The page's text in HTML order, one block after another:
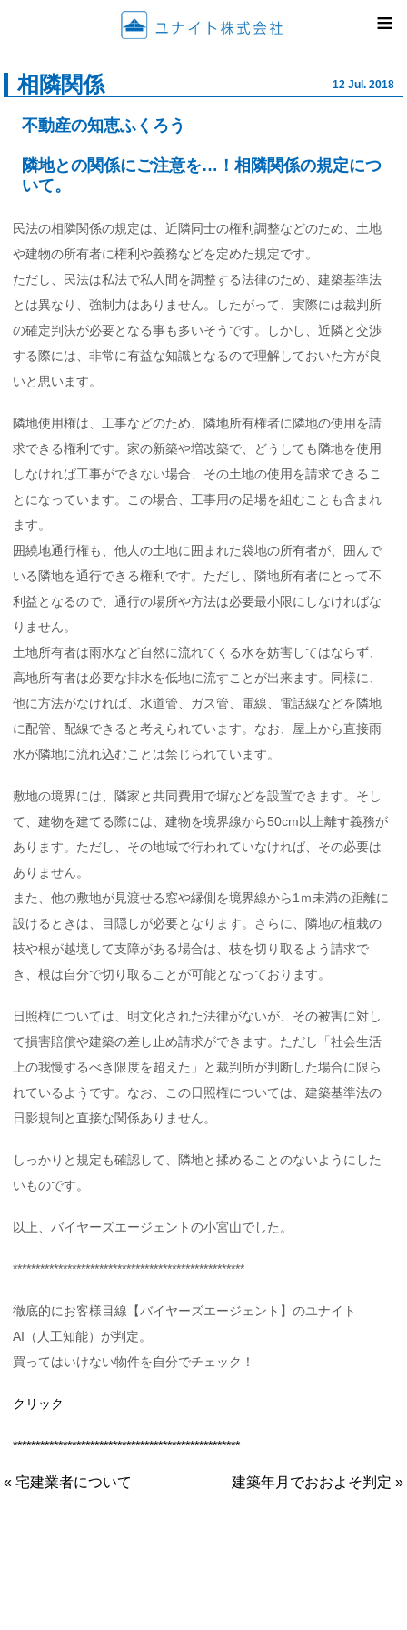
ユナイ
≡
相隣関係 12 Jul. 2018
不動産の知恵ふくろう
隣地との関係にご注意を…！相隣関係の規定につ
いて。
民法の相隣関係の規定は、近隣同士の権利調整などのため、土地
や建物の所有者に権利や義務などを定めた規定です。
ただし、民法は私法で私人間を調整する法律のため、建築基準法
とは異なり、強制力はありません。したがって、実際には裁判所
の確定判決が必要となる事も多いそうです。しかし、近隣と交渉
する際には、非常に有益な知識となるので理解しておいた方が良
いと思います。
隣地使用権は、工事などのため、隣地所有権者に隣地の使用を請
求できる権利です。家の新築や増改築で、どうしても隣地を使用
しなければ工事ができない場合、その土地の使用を請求できるこ
とになっています。この場合、工事用の足場を組むことも含まれ
ます。
囲繞地通行権も、他人の土地に囲まれた袋地の所有者が、囲んで
いる隣地を通行できる権利です。ただし、隣地所有者にとって不
利益となるので、通行の場所や方法は必要最小限にしなければな
りません。
土地所有者は雨水など自然に流れてくる水を妨害してはならず、
高地所有者は必要な排水を低地に流すことが出来ます。同様に、
他に方法がなければ、水道管、ガス管、電線、電話線などを隣地
に配管、配線できると考えられています。なお、屋上から直接雨
水が隣地に流れ込むことは禁じられています。
敷地の境界には、隣家と共同費用で塀などを設置できます。そし
て、建物を建てる際には、建物を境界線から50cm以上離す義務が
あります。ただし、その地域で行われていなければ、その必要は
ありません。
また、他の敷地が見渡せる窓や縁側を境界線から1ｍ未満の距離に
設けるときは、目隠しが必要となります。さらに、隣地の植栽の
枝や根が越境して支障がある場合は、枝を切り取るよう請求で
き、根は自分で切り取ることが可能となっております。
日照権については、明文化された法律がないが、その被害に対し
て損害賠償や建築の差し止め請求ができます。ただし「社会生活
上の我慢するべき限度を超えた」と裁判所が判断した場合に限ら
れているようです。なお、この日照権については、建築基準法の
日影規制と直接な関係ありません。
しっかりと規定も確認して、隣地と揉めることのないようにした
いものです。
以上、バイヤーズエージェントの小宮山でした。
***************************************************
徹底的にお客様目線【バイヤーズエージェント】のユナイト
AI（人工知能）が判定。
買ってはいけない物件を自分でチェック！
クリック
**************************************************
« 宅建業者について 建築年月でおおよそ判定 »